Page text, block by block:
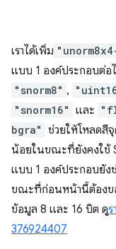
เราได้เพิ่ม
แบบ 1 องค์ประกอบต่อ
"snorm8" ,
"snorm16" และ
bgra" ช่วยให้โหลดสี
น้อยในขณะที่ยังคงใช้
แบบ 1 องค์ประกอบยัง
ขณะที่ก่อนหน้านี้ต้องข
ข้อมูล 8 และ 16 บิต ดู
376924407